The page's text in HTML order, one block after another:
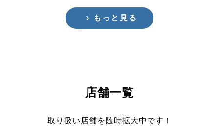
もっと見る
店舗一覧
取り扱い店舗を随時拡大中です！